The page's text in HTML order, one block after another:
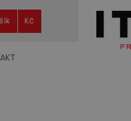
Kč